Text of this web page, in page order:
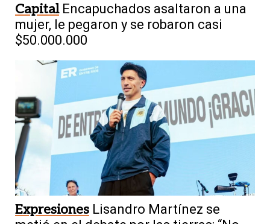
Capital Encapuchados asaltaron a una
mujer, le pegaron y se robaron casi
$50.000.000
Expresiones Lisandro Martínez se